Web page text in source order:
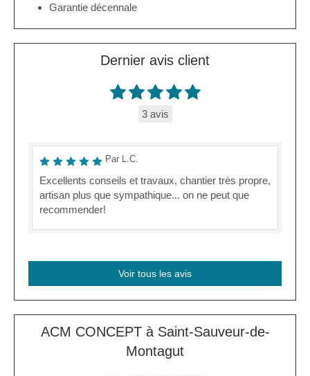
Garantie décennale
Dernier avis client
3 avis
Par L.C.
Excellents conseils et travaux, chantier très propre,
artisan plus que sympathique... on ne peut que
recommender!
Voir tous les avis
ACM CONCEPT à Saint-Sauveur-de-
Montagut